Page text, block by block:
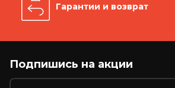
Гарантии и возврат
Подпишись на акции